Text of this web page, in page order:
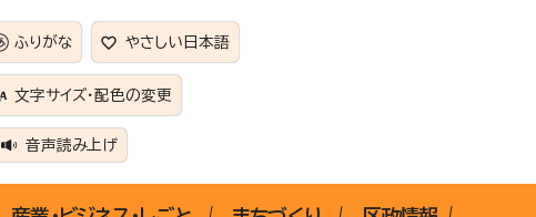
ふりがな やさしい日本語
文字サイズ・配色の変更
音声読み上げ